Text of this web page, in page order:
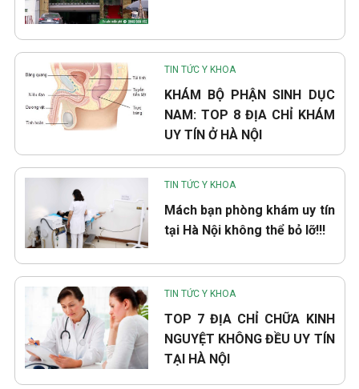
TIN TỨC Y KHOA
KHÁM BỘ PHẬN SINH DỤC
NAM: TOP 8 ĐỊA CHỈ KHÁM
UY TÍN Ở HÀ NỘI
TIN TỨC Y KHOA
Mách bạn phòng khám uy tín
tại Hà Nội không thể bỏ lỡ!!!
TIN TỨC Y KHOA
TOP 7 ĐỊA CHỈ CHỮA KINH
NGUYỆT KHÔNG ĐỀU UY TÍN
TẠI HÀ NỘI